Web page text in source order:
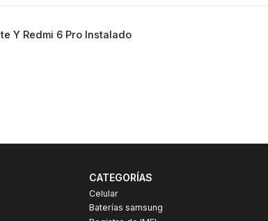
Y Redmi 6 Pro Instalado
CATEGORÍAS
Celular
Baterías samsung